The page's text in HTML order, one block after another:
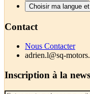
Choisir ma langue
Contact
Nous Contacter
adrien.l@sq-
Inscription à la